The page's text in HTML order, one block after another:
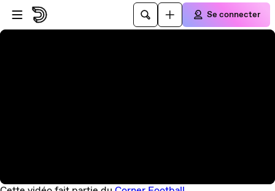
Passer au player
Passer au contenu principal
Se connecter